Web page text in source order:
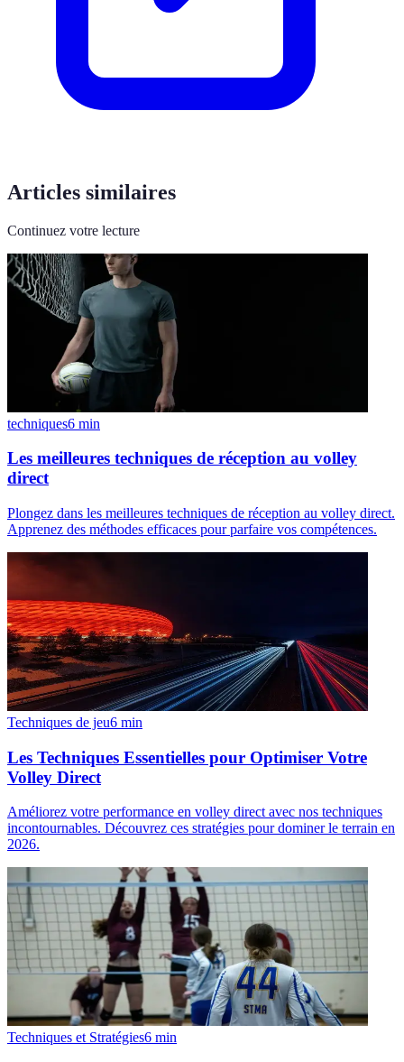
Articles similaires
Continuez votre lecture
techniques6 min
Les meilleures techniques de réception au volley
direct
Plongez dans les meilleures techniques de réception au volley direct.
Apprenez des méthodes efficaces pour parfaire vos compétences.
Techniques de jeu6 min
Les Techniques Essentielles pour Optimiser Votre
Volley Direct
Améliorez votre performance en volley direct avec nos techniques
incontournables. Découvrez ces stratégies pour dominer le terrain en
2026.
Techniques et Stratégies6 min